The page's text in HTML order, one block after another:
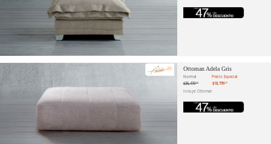
Ottoman Adela Gris
Normal
$35,470.19
Precio Especial
$18,799.20
Incluye: Ottoman